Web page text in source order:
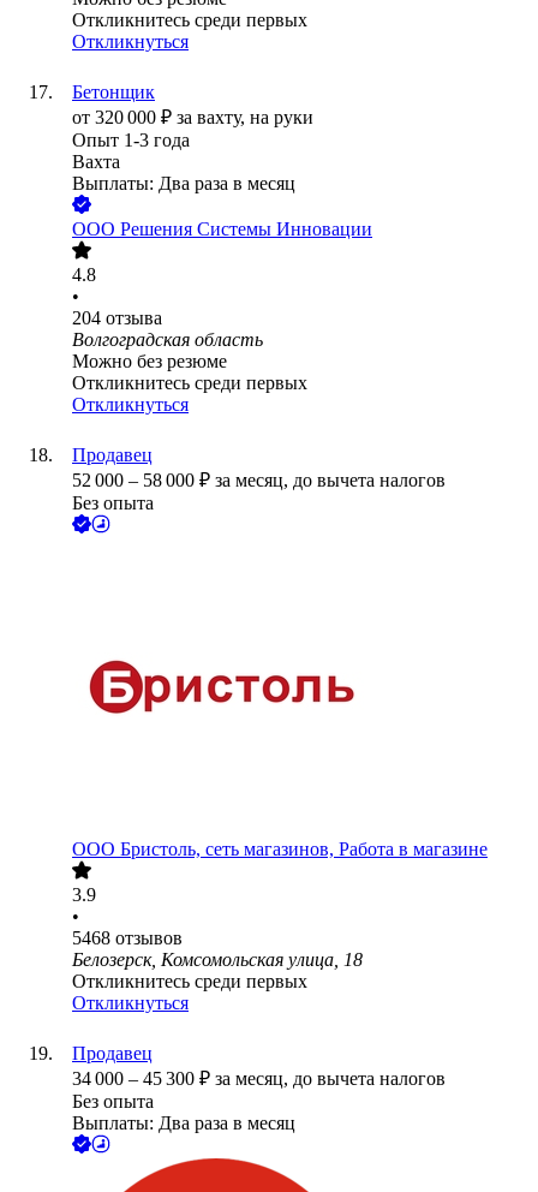
Откликнитесь среди первых
Откликнуться
Бетонщик
от 320 000 ₽ за вахту, на руки
Опыт 1-3 года
Вахта
Выплаты: Два раза в месяц
ООО Решения Системы Инновации
4.8
•
204 отзыва
Волгоградская область
Можно без резюме
Откликнитесь среди первых
Откликнуться
Продавец
52 000 – 58 000 ₽ за месяц, до вычета налогов
Без опыта
ООО Бристоль, сеть магазинов, Работа в магазине
3.9
•
5468 отзывов
Белозерск, Комсомольская улица, 18
Откликнитесь среди первых
Откликнуться
Продавец
34 000 – 45 300 ₽ за месяц, до вычета налогов
Без опыта
Выплаты: Два раза в месяц